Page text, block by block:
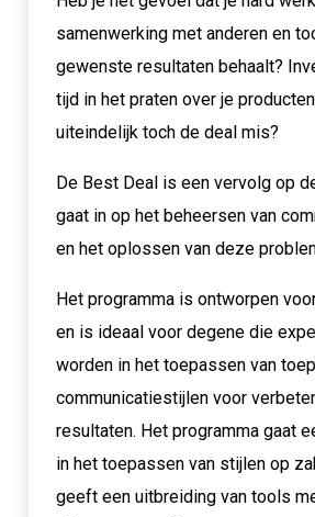
samenwerking met anderen en
gewenste resultaten behaalt?
tijd in het praten over je
uiteindelijk toch de deal mis?
De Best Deal is een vervolg op
gaat in op het beheersen van
en het oplossen van deze
Het programma is ontworpen
en is ideaal voor degene die
worden in het toepassen van
communicatiestijlen voor
resultaten. Het programma gaat
in het toepassen van stijlen op
geeft een uitbreiding van tools